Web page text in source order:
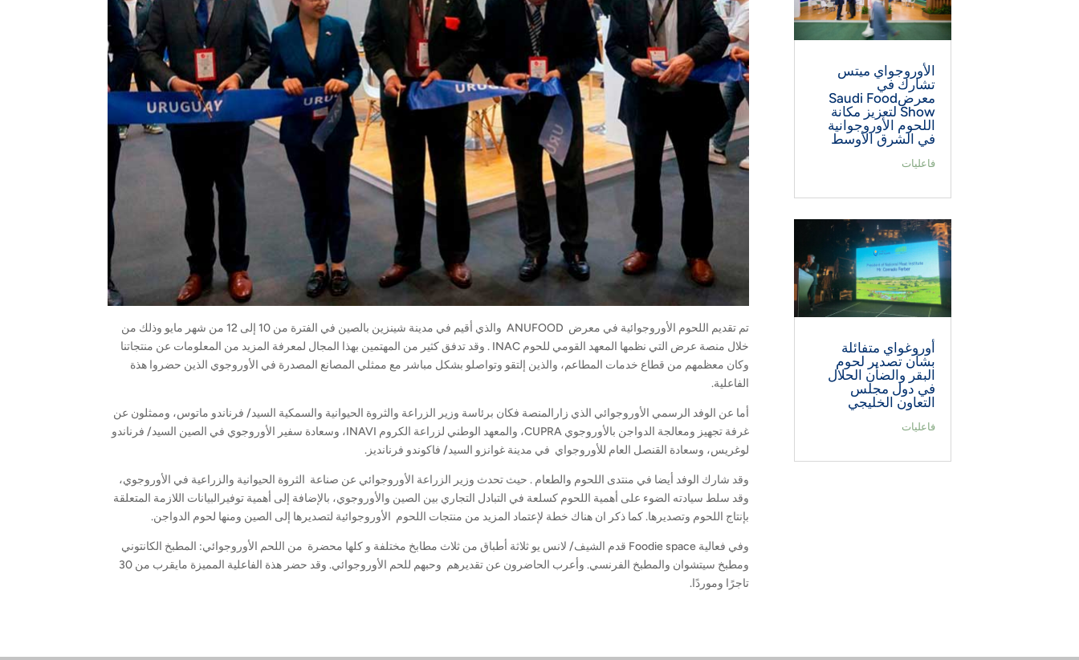
تم تقديم اللحوم الأوروجوائية في معرض ANUFOOD والذي أقيم في مدينة شينزين بالصين في الفترة من 10 إلى 12 من شهر مايو وذلك من
خلال منصة عرض التي نظمها المعهد القومي للحوم INAC . وقد تدفق كثير من المهتمين بهذا المجال لمعرفة المزيد من المعلومات عن منتجاتنا
وكان معظمهم من قطاع خدمات المطاعم، والذين إلتقو وتواصلو بشكل مباشر مع ممثلي المصانع المصدرة في الأوروجوي الذين حضروا هذة
الفاعلية.
أما عن الوفد الرسمي الأوروجوائي الذي زارالمنصة فكان برئاسة وزير الزراعة والثروة الحيوانية والسمكية السيد/ فرناندو ماتوس، وممثلون عن
غرفة تجهيز ومعالجة الدواجن بالأوروجوي CUPRA، والمعهد الوطني لزراعة الكروم INAVI، وسعادة سفير الأوروجوي في الصين السيد/ فرناندو
لوغريس، وسعادة القنصل العام للأوروجواي في مدينة غوانزو السيد/ فاكوندو فرنانديز.
وقد شارك الوفد أيضا في منتدى اللحوم والطعام . حيث تحدث وزير الزراعة الأوروجوائي عن صناعة الثروة الحيوانية والزراعية في الأوروجوي،
وقد سلط سيادته الضوء على أهمية اللحوم كسلعة في التبادل التجاري بين الصين والأوروجوي، بالإضافة إلى أهمية توفيرالبيانات اللازمة المتعلقة
بإنتاج اللحوم وتصديرها. كما ذكر ان هناك خطة لإعتماد المزيد من منتجات اللحوم الأوروجوائية لتصديرها إلى الصين ومنها لحوم الدواجن.
وفي فعالية Foodie space قدم الشيف/ لانس يو ثلاثة أطباق من ثلاث مطابخ مختلفة و كلها محضرة من اللحم الأوروجوائي: المطبخ الكانتوني
ومطبخ سيتشوان والمطبخ الفرنسي. وأعرب الحاضرون عن تقديرهم وحبهم للحم الأوروجوائي. وقد حضر هذة الفاعلية المميزة مايقرب من 30
تاجرًا وموردًا.
الأوروجواي ميتس
تشارك في
معرضSaudi Food
Show لتعزيز مكانة
اللحوم الأوروجوانية
في الشرق الأوسط
فاعليات
أوروغواي متفائلة
بشأن تصدير لحوم
البقر والضأن الحلال
في دول مجلس
التعاون الخليجي
فاعليات